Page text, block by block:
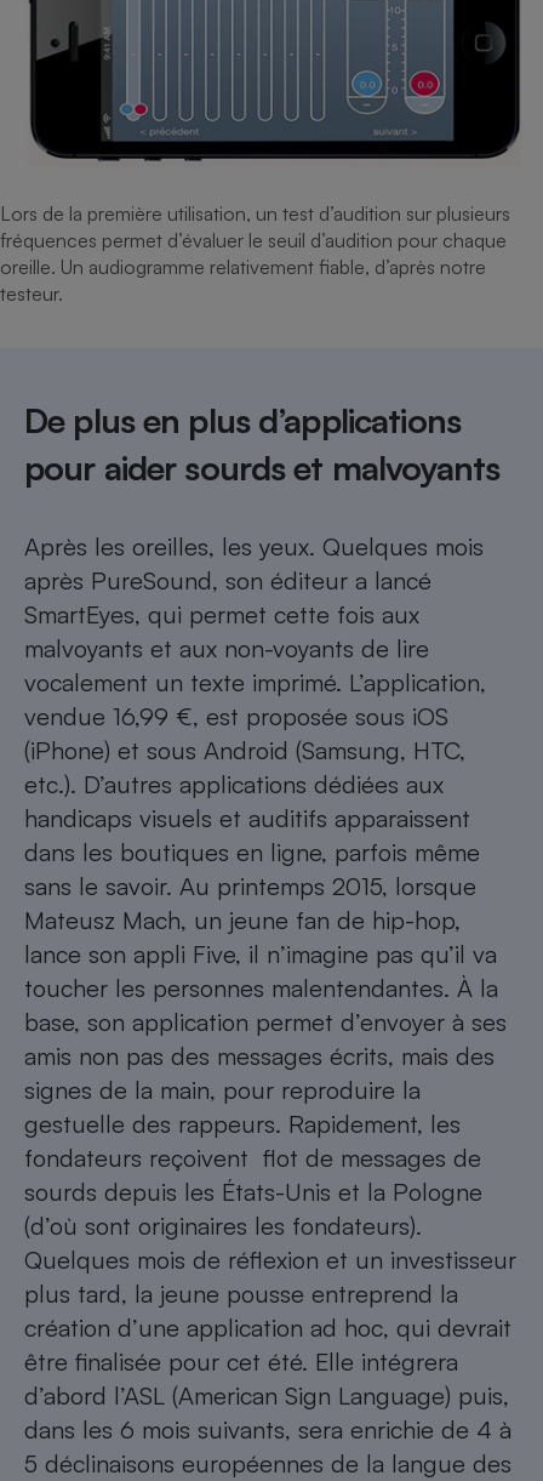
Lors de la première utilisation, un test d’audition sur plusieurs
fréquences permet d’évaluer le seuil d’audition pour chaque
oreille. Un audiogramme relativement fiable, d’après notre
testeur.
De plus en plus d’applications
pour aider sourds et malvoyants
Après les oreilles, les yeux. Quelques mois
après PureSound, son éditeur a lancé
SmartEyes, qui permet cette fois aux
malvoyants et aux non-voyants de lire
vocalement un texte imprimé. L’application,
vendue 16,99 €, est proposée sous iOS
(iPhone) et sous Android (Samsung, HTC,
etc.). D’autres applications dédiées aux
handicaps visuels et auditifs apparaissent
dans les boutiques en ligne, parfois même
sans le savoir. Au printemps 2015, lorsque
Mateusz Mach, un jeune fan de hip-hop,
lance son appli Five, il n’imagine pas qu’il va
toucher les personnes malentendantes. À la
base, son application permet d’envoyer à ses
amis non pas des messages écrits, mais des
signes de la main, pour reproduire la
gestuelle des rappeurs. Rapidement, les
fondateurs reçoivent flot de messages de
sourds depuis les États-Unis et la Pologne
(d’où sont originaires les fondateurs).
Quelques mois de réflexion et un investisseur
plus tard, la jeune pousse entreprend la
création d’une application ad hoc, qui devrait
être finalisée pour cet été. Elle intégrera
d’abord l’ASL (American Sign Language) puis,
dans les 6 mois suivants, sera enrichie de 4 à
5 déclinaisons européennes de la langue des